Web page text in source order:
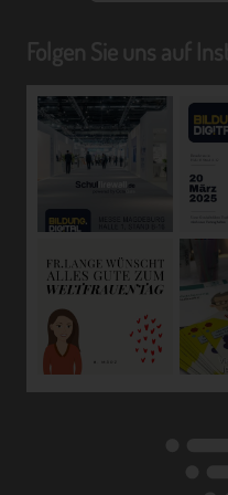
Folgen Sie uns auf
zu Standortdaten, zu
einem oder mehreren
Ausdruck der
psychischen,
Identität dieser
werden kann.
b) betroffene
Betroffene Person ist
identifizierbare
personenbezogene
Verantwortlichen
c) Verarbeitung
Verarbeitung ist jeder